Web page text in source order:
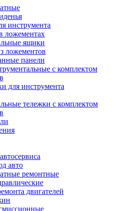
инструмента
ложементах
ящики
ложементов
панели
с комплектом
для инструмента
тележки с комплектом
авто
ремонтные
двигателей